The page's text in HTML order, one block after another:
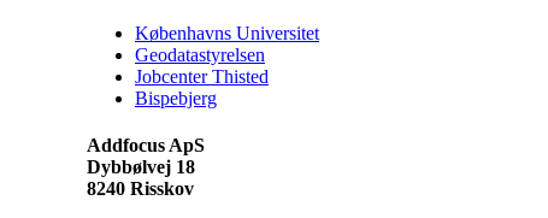
Københavns Universitet
Geodatastyrelsen
Jobcenter Thisted
Bispebjerg
Addfocus ApS
Dybbølvej 18
8240 Risskov